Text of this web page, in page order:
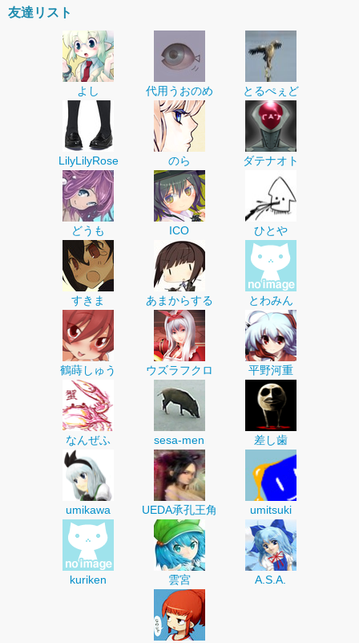
友達リスト
よし 代用うおのめ とるぺぇど
LilyLilyRose のら ダテナオト
どうも ICO ひとや
すきま あまからする とわみん
鶴蒔しゅう ウズラフクロ 平野河重
なんぜふ sesa-men 差し歯
umikawa UEDA承孔王角 umitsuki
kuriken 雲宮 A.S.A.